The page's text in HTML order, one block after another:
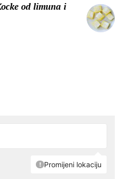
od limuna i